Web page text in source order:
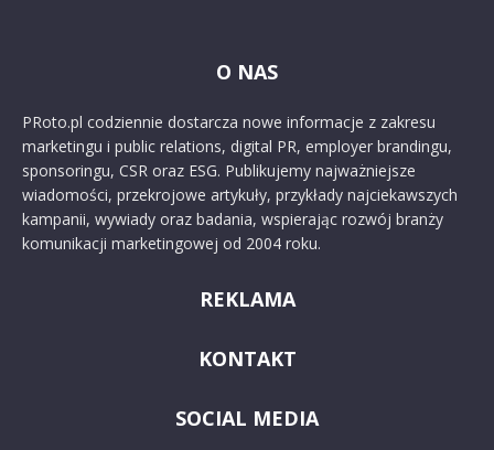
O NAS
PRoto.pl codziennie dostarcza nowe informacje z zakresu
marketingu i public relations, digital PR, employer brandingu,
sponsoringu, CSR oraz ESG. Publikujemy najważniejsze
wiadomości, przekrojowe artykuły, przykłady najciekawszych
kampanii, wywiady oraz badania, wspierając rozwój branży
komunikacji marketingowej od 2004 roku.
REKLAMA
KONTAKT
SOCIAL MEDIA